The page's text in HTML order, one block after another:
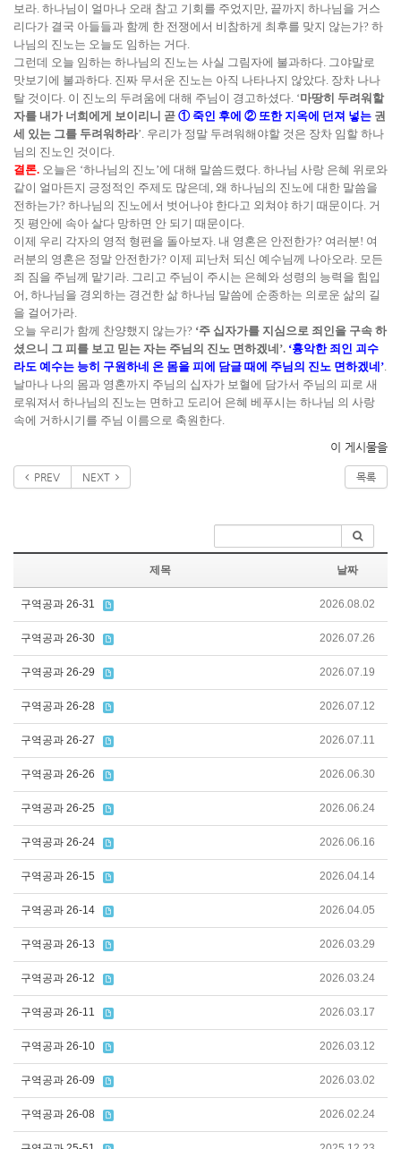
보라. 하나님이 얼마나 오래 참고 기회를 주었지만, 끝까지 하나님을 거스
리다가 결국 아들들과 함께 한 전쟁에서 비참하게 최후를 맞지 않는가? 하
나님의 진노는 오늘도 임하는 거다.
그런데 오늘 임하는 하나님의 진노는 사실 그림자에 불과하다. 그야말로
맛보기에 불과하다. 진짜 무서운 진노는 아직 나타나지 않았다. 장차 나나
탈 것이다. 이 진노의 두려움에 대해 주님이 경고하셨다. ‘마땅히 두려워할
자를 내가 너희에게 보이리니 곧 ① 죽인 후에 ② 또한 지옥에 던져 넣는 권
세 있는 그를 두려워하라’. 우리가 정말 두려워해야할 것은 장차 임할 하나
님의 진노인 것이다.
결론. 오늘은 ‘하나님의 진노’에 대해 말씀드렸다. 하나님 사랑 은혜 위로와
같이 얼마든지 긍정적인 주제도 많은데, 왜 하나님의 진노에 대한 말씀을
전하는가? 하나님의 진노에서 벗어나야 한다고 외쳐야 하기 때문이다. 거
짓 평안에 속아 살다 망하면 안 되기 때문이다.
이제 우리 각자의 영적 형편을 돌아보자. 내 영혼은 안전한가? 여러분! 여
러분의 영혼은 정말 안전한가? 이제 피난처 되신 예수님께 나아오라. 모든
죄 짐을 주님께 맡기라. 그리고 주님이 주시는 은혜와 성령의 능력을 힘입
어, 하나님을 경외하는 경건한 삶 하나님 말씀에 순종하는 의로운 삶의 길
을 걸어가라.
오늘 우리가 함께 찬양했지 않는가? ‘주 십자가를 지심으로 죄인을 구속 하
셨으니 그 피를 보고 믿는 자는 주님의 진노 면하겠네’. ‘흉악한 죄인 괴수
라도 예수는 능히 구원하네 온 몸을 피에 담글 때에 주님의 진노 면하겠네’.
날마나 나의 몸과 영혼까지 주님의 십자가 보혈에 담가서 주님의 피로 새
로워져서 하나님의 진노는 면하고 도리어 은혜 베푸시는 하나님 의 사랑
속에 거하시기를 주님 이름으로 축원한다.
이 게시물을
PREV NEXT 목록
제목 날짜
구역공과 26-31 2026.08.02
구역공과 26-30 2026.07.26
구역공과 26-29 2026.07.19
구역공과 26-28 2026.07.12
구역공과 26-27 2026.07.11
구역공과 26-26 2026.06.30
구역공과 26-25 2026.06.24
구역공과 26-24 2026.06.16
구역공과 26-15 2026.04.14
구역공과 26-14 2026.04.05
구역공과 26-13 2026.03.29
구역공과 26-12 2026.03.24
구역공과 26-11 2026.03.17
구역공과 26-10 2026.03.12
구역공과 26-09 2026.03.02
구역공과 26-08 2026.02.24